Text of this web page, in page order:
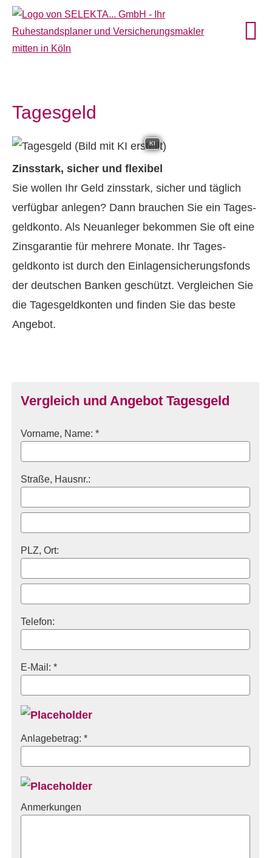
Tages­geld
KI
Zinsstark, sicher und flexibel
Sie wollen Ihr Geld zinsstark, sicher und täglich
verfügbar anlegen? Dann brauchen Sie ein Tages­
geldkonto. Als Neuanleger bekommen Sie oft eine
Zinsgarantie für mehrere Monate. Ihr Tages­
geldkonto ist durch den Einlagensicherungsfonds
der deutschen Banken geschützt. Vergleichen Sie
die Tages­geldkonten und finden Sie das beste
Angebot.
Vergleich und Angebot Tages­geld
Vorname, Name: *
Straße, Hausnr.:
PLZ, Ort:
Telefon:
E-Mail: *
Anlagebetrag: *
Anmerkungen